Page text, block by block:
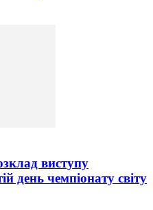
виступу
день чемпіонату світу